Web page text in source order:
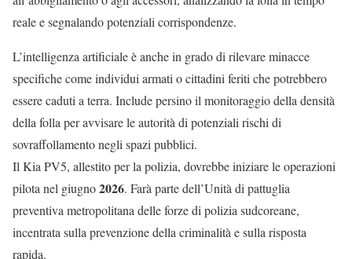
reale e segnalando potenziali corrispondenze.
L’intelligenza artificiale è anche in grado di rilevare minacce
specifiche come individui armati o cittadini feriti che potrebbero
essere caduti a terra. Include persino il monitoraggio della densità
della folla per avvisare le autorità di potenziali rischi di
sovraffollamento negli spazi pubblici.
Il Kia PV5, allestito per la polizia, dovrebbe iniziare le operazioni
pilota nel giugno2026. Farà parte dell’Unità di pattuglia
preventiva metropolitana delle forze di polizia sudcoreane,
incentrata sulla prevenzione della criminalità e sulla risposta
rapida.